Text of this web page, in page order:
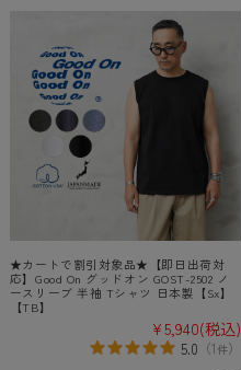
★カートで割引対象品★【即日出荷対
応】Good On グッドオン GOST-2502 ノ
ースリーブ 半袖 Tシャツ 日本製【Sx】
【TB】
¥5,940(税込)
5.0 （1件）